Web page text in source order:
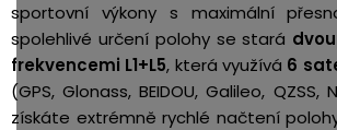
sportovní výkony s maximální
spolehlivé určení polohy se stará
frekvencemi L1+L5, která využívá 6
(GPS, Glonass, BEIDOU, Galileo, QZSS,
získáte extrémně rychlé načtení